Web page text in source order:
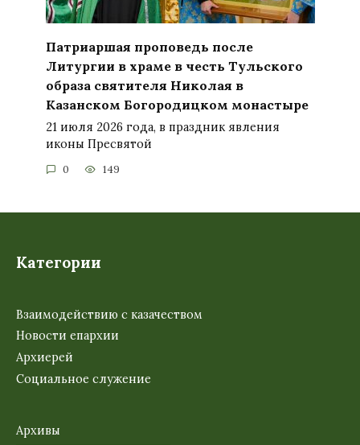
Патриаршая проповедь после
Литургии в храме в честь Тульского
образа святителя Николая в
Казанском Богородицком монастыре
21 июля 2026 года, в праздник явления
иконы Пресвятой
0 149
Категории
Взаимодействию с казачеством
Новости епархии
Архиерей
Социальное служение
Архивы